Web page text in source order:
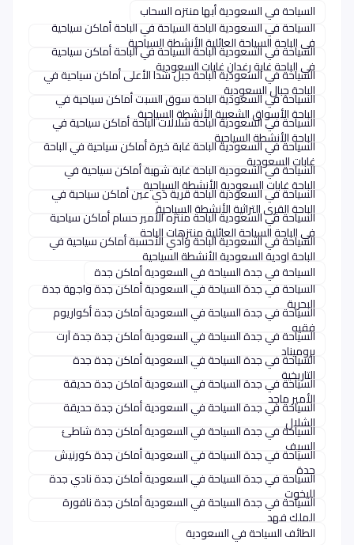
السياحة في السعودية أبها منتزه السحاب
السياحة في السعودية الباحة السياحة في الباحة أماكن سياحية
في الباحة السياحة العائلية الأنشطة السياحية
السياحة في السعودية الباحة السياحة في الباحة أماكن سياحية
في الباحة غابة رغدان غابات السعودية
السياحة في السعودية الباحة جبل شدا الأعلى أماكن سياحية في
الباحة جبال السعودية
السياحة في السعودية الباحة سوق السبت أماكن سياحية في
الباحة الأسواق الشعبية الأنشطة السياحية
السياحة في السعودية الباحة شلالات الباحة أماكن سياحية في
الباحة الأنشطة السياحية
السياحة في السعودية الباحة غابة خيرة أماكن سياحية في الباحة
غابات السعودية
السياحة في السعودية الباحة غابة شهبة أماكن سياحية في
الباحة غابات السعودية الأنشطة السياحية
السياحة في السعودية الباحة قرية ذي عين أماكن سياحية في
الباحة القرى التراثية الأنشطة السياحية
السياحة في السعودية الباحة منتزه الأمير حسام أماكن سياحية
في الباحة السياحة العائلية منتزهات الباحة
السياحة في السعودية الباحة وادي الأحسبة أماكن سياحية في
الباحة اودية السعودية الأنشطة السياحية
السياحة في جدة السياحة في السعودية أماكن جدة
السياحة في جدة السياحة في السعودية أماكن جدة واجهة جدة
البحرية
السياحة في جدة السياحة في السعودية أماكن جدة أكواريوم
فقيه
السياحة في جدة السياحة في السعودية أماكن جدة جدة آرت
بروميناد
السياحة في جدة السياحة في السعودية أماكن جدة جدة
التاريخية
السياحة في جدة السياحة في السعودية أماكن جدة حديقة
الأمير ماجد
السياحة في جدة السياحة في السعودية أماكن جدة حديقة
الشلال
السياحة في جدة السياحة في السعودية أماكن جدة شاطئ
السيف
السياحة في جدة السياحة في السعودية أماكن جدة كورنيش
جدة
السياحة في جدة السياحة في السعودية أماكن جدة نادي جدة
لليخوت
السياحة في جدة السياحة في السعودية أماكن جدة نافورة
الملك فهد
الطائف السياحة في السعودية